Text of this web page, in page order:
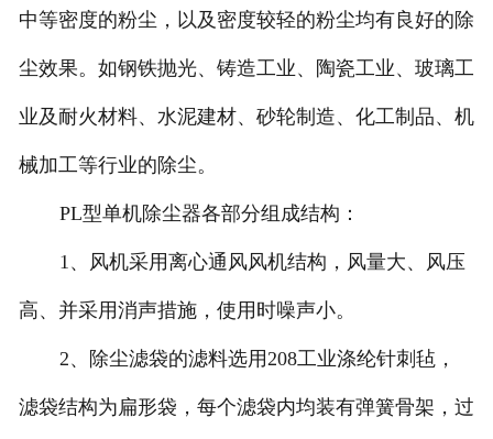
中等密度的粉尘，以及密度较轻的粉尘均有良好的除
尘效果。如钢铁抛光、铸造工业、陶瓷工业、玻璃工
业及耐火材料、水泥建材、砂轮制造、化工制品、机
械加工等行业的除尘。
PL型单机除尘器各部分组成结构：
1、风机采用离心通风风机结构，风量大、风压
高、并采用消声措施，使用时噪声小。
2、除尘滤袋的滤料选用208工业涤纶针刺毡，
滤袋结构为扁形袋，每个滤袋内均装有弹簧骨架，过